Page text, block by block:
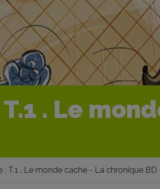
. Le
. T.1 . Le monde caché - La chronique BD